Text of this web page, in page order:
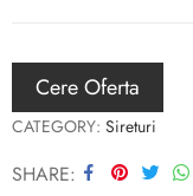
Cere Oferta
CATEGORY: Sireturi
SHARE